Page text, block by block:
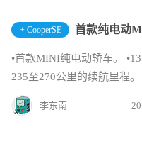
+ CooperSE 首款纯电动
•首款MINI纯电动轿车。
235至270公里的续航里程
李东南